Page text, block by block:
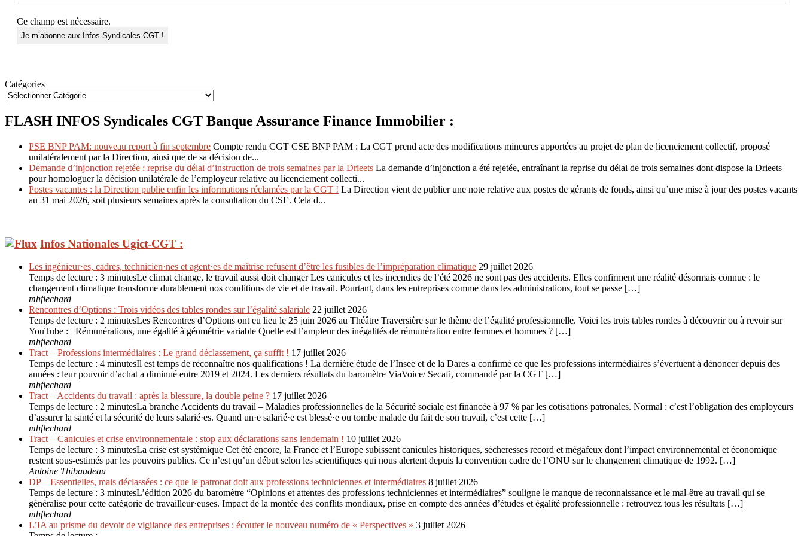
Ce champ est nécessaire.
Catégories
FLASH INFOS Syndicales CGT Banque Assurance Finance Immobilier :
PSE BNP PAM: nouveau report à fin septembre Compte rendu CGT CSE BNP PAM : La CGT prend acte des modifications mineures apportées au projet de plan de licenciement collectif, proposé
unilatéralement par la Direction, ainsi que de sa décision de...
Demande d’injonction rejetée : reprise du délai d’instruction de trois semaines par la Drieets La demande d’injonction a été rejetée, entraînant la reprise du délai de trois semaines dont dispose la Drieets
pour homologuer la décision unilatérale de l’employeur relative au licenciement collecti...
Postes vacantes : la Direction publie enfin les informations réclamées par la CGT ! La Direction vient de publier une note relative aux postes de gérants de fonds, ainsi qu’une mise à jour des postes vacants
au 31 mai 2026, soit plusieurs semaines après la consultation du CSE. Cela d...
Infos Nationales Ugict-CGT :
Les ingénieur·es, cadres, technicien·nes et agent·es de maîtrise refusent d’être les fusibles de l’impréparation climatique 29 juillet 2026
Temps de lecture : 3 minutesLe climat change, le travail aussi doit changer Les canicules et les incendies de l’été 2026 ne sont pas des accidents. Elles confirment une réalité désormais connue : le
changement climatique transforme durablement nos conditions de vie et de travail. Pourtant, dans les entreprises comme dans les administrations, tout se passe […]
mhflechard
Rencontres d’Options : Trois vidéos des tables rondes sur l’égalité salariale 22 juillet 2026
Temps de lecture : 2 minutesLes Rencontres d’Options ont eu lieu le 25 juin 2026 au Théâtre Traversière sur le thème de l’égalité professionnelle. Voici les trois tables rondes à découvrir ou à revoir sur
YouTube : Rémunérations, une égalité à géométrie variable Quelle est l’ampleur des inégalités de rémunération entre femmes et hommes ? […]
mhflechard
Tract – Professions intermédiaires : Le grand déclassement, ça suffit ! 17 juillet 2026
Temps de lecture : 4 minutesIl est temps de reconnaître nos qualifications ! La dernière étude de l’Insee et de la Dares a confirmé ce que les professions intermédiaires s’évertuent à dénoncer depuis des
années : leur pouvoir d’achat a diminué entre 2019 et 2024. Les derniers résultats du baromètre ViaVoice/ Secafi, commandé par la CGT […]
mhflechard
Tract – Accidents du travail : après la blessure, la double peine ? 17 juillet 2026
Temps de lecture : 2 minutesLa branche Accidents du travail – Maladies professionnelles de la Sécurité sociale est financée à 97 % par les cotisations patronales. Normal : c’est l’obligation des employeurs
d’assurer la santé et la sécurité de leurs salarié·es. Quand un·e salarié·e est blessé·e ou tombe malade du fait de son travail, c’est cette […]
mhflechard
Tract – Canicules et crise environ­nementale : stop aux déclarations sans lendemain ! 10 juillet 2026
Temps de lecture : 3 minutesLa crise est systémique Cet été encore, la France et l’Europe subissent canicules historiques, sécheresses record et mégafeux dont l’impact environnemental et économique
restent sous-estimés par les pouvoirs publics. Ce n’est qu’un début selon les scientifiques qui nous alertent depuis la convention cadre de l’ONU sur le changement climatique de 1992. […]
Antoine Thibaudeau
DP – Essentielles, mais déclassées : ce que le patronat doit aux professions techniciennes et intermédiaires 8 juillet 2026
Temps de lecture : 3 minutesL’édition 2026 du baromètre “Opinions et attentes des professions techniciennes et intermédiaires” souligne le manque de reconnaissance et le mal-être au travail qui se
généralise pour cette catégorie de travailleur·euses. Impact de la montée des conflits mondiaux, prise en compte des années d’études et égalité professionnelle : retrouvez tous les résultats […]
mhflechard
L’IA au prisme du devoir de vigilance des entreprises : écouter le nouveau numéro de « Perspectives » 3 juillet 2026